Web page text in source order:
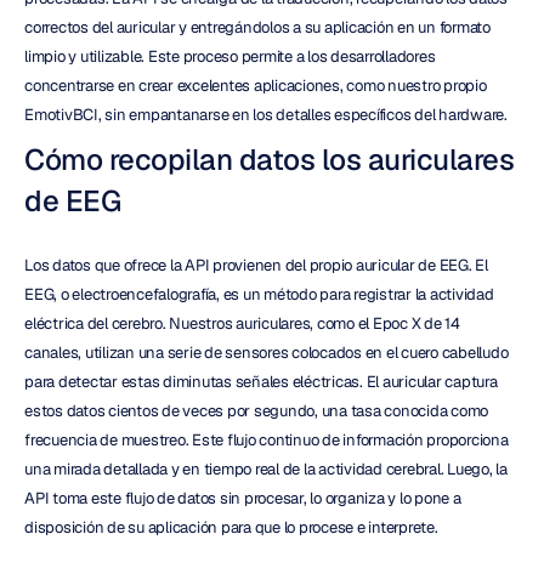
correctos del auricular y entregándolos a su aplicación en un formato
limpio y utilizable. Este proceso permite a los desarrolladores
concentrarse en crear excelentes aplicaciones, como nuestro propio
EmotivBCI, sin empantanarse en los detalles específicos del hardware.
Cómo recopilan datos los auriculares
de EEG
Los datos que ofrece la API provienen del propio auricular de EEG. El
EEG, o electroencefalografía, es un método para registrar la actividad
eléctrica del cerebro. Nuestros auriculares, como el Epoc X de 14
canales, utilizan una serie de sensores colocados en el cuero cabelludo
para detectar estas diminutas señales eléctricas. El auricular captura
estos datos cientos de veces por segundo, una tasa conocida como
frecuencia de muestreo. Este flujo continuo de información proporciona
una mirada detallada y en tiempo real de la actividad cerebral. Luego, la
API toma este flujo de datos sin procesar, lo organiza y lo pone a
disposición de su aplicación para que lo procese e interprete.